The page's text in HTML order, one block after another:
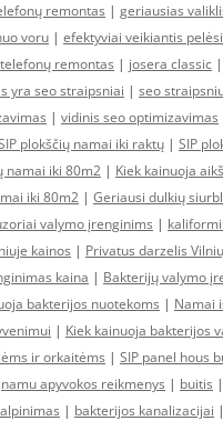
remontas | geriausias
voru | efektyviai veikiantis
telefonų remontas | josera classic |
yra seo straipsniai | seo
| vidinis seo optimizavimas
plokščių namai iki raktų | SIP
namai iki 80m2 | Kiek kainuoja
iki 80m2 | Geriausi dulkių
valymo įrenginims |
kainos | Privatus darzelis
kaina | Bakterijų valymo
bakterijos nuotekoms | Namai
| Kiek kainuoja bakterijos
ir orkaitėms | SIP panel hous
namu apyvokos reikmenys | buitis |
| bakterijos kanalizacijai |